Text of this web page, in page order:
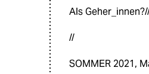
Als
//
SOMMER 2021,